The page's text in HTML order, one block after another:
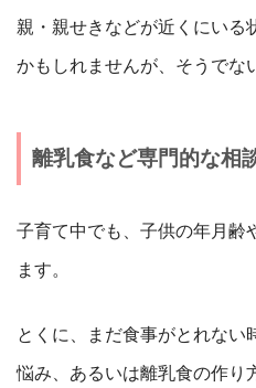
親・親せきなどが近くにいる
かもしれませんが、そうでな
離乳食など専門的な相
子育て中でも、子供の年月齢
ます。
とくに、まだ食事がとれない
悩み、あるいは離乳食の作り